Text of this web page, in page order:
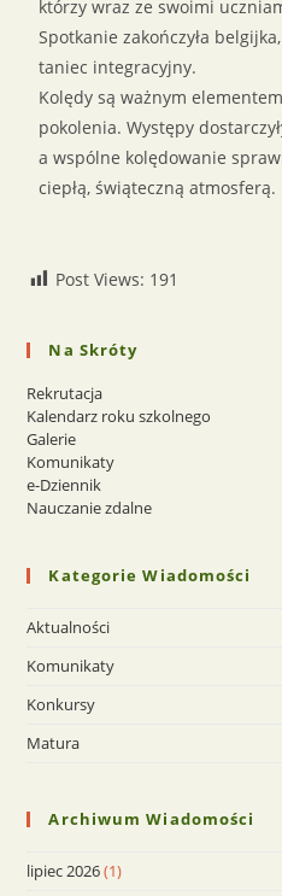
którzy wraz ze swoimi
Spotkanie zakończyła
taniec integracyjny.
Kolędy są ważnym
pokolenia. Występy
a wspólne kolędowanie
ciepłą, świąteczną atmosferą.
Post Views: 191
Na Skróty
Rekrutacja
Kalendarz roku szkolnego
Galerie
Komunikaty
e-Dziennik
Nauczanie zdalne
Kategorie Wiadomości
Aktualności
Komunikaty
Konkursy
Matura
Archiwum Wiadomości
lipiec 2026(1)